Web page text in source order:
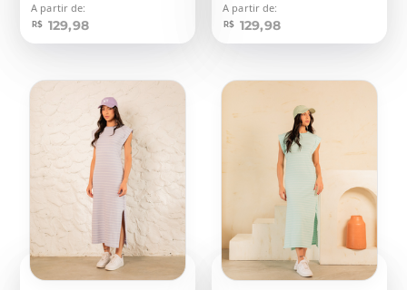
A partir de:
R$ 129,98
A partir de:
R$ 129,98